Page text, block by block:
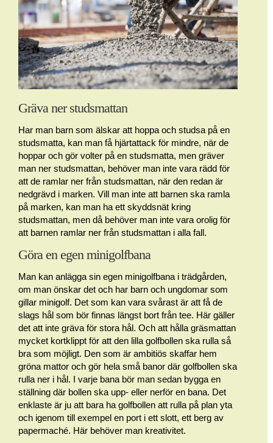
Gräva ner studsmattan
Har man barn som älskar att hoppa och studsa på en
studsmatta, kan man få hjärtattack för mindre, när de
hoppar och gör volter på en studsmatta, men gräver
man ner studsmattan, behöver man inte vara rädd för
att de ramlar ner från studsmattan, när den redan är
nedgrävd i marken. Vill man inte att barnen ska ramla
på marken, kan man ha ett skyddsnät kring
studsmattan, men då behöver man inte vara orolig för
att barnen ramlar ner från studsmattan i alla fall.
Göra en egen minigolfbana
Man kan anlägga sin egen minigolfbana i trädgården,
om man önskar det och har barn och ungdomar som
gillar minigolf. Det som kan vara svårast är att få de
slags hål som bör finnas längst bort från tee. Här gäller
det att inte gräva för stora hål. Och att hålla gräsmattan
mycket kortklippt för att den lilla golfbollen ska rulla så
bra som möjligt. Den som är ambitiös skaffar hem
gröna mattor och gör hela små banor där golfbollen ska
rulla ner i hål. I varje bana bör man sedan bygga en
ställning där bollen ska upp- eller nerför en bana. Det
enklaste är ju att bara ha golfbollen att rulla på plan yta
och igenom till exempel en port i ett slott, ett berg av
papermaché. Här behöver man kreativitet.